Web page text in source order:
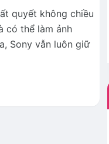
quyết không chiều
có thể làm ảnh
Sony vẫn luôn giữ